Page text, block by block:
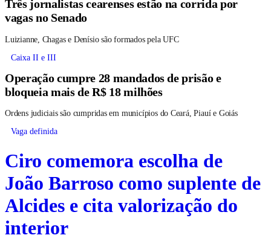
vagas no Senado
Luizianne, Chagas e Denísio são formados pela UFC
Caixa II e III
Operação cumpre 28 mandados de prisão e
bloqueia mais de R$ 18 milhões
Ordens judiciais são cumpridas em municípios do Ceará, Piauí e Goiás
Vaga definida
Ciro comemora escolha de
João Barroso como suplente de
Alcides e cita valorização do
interior